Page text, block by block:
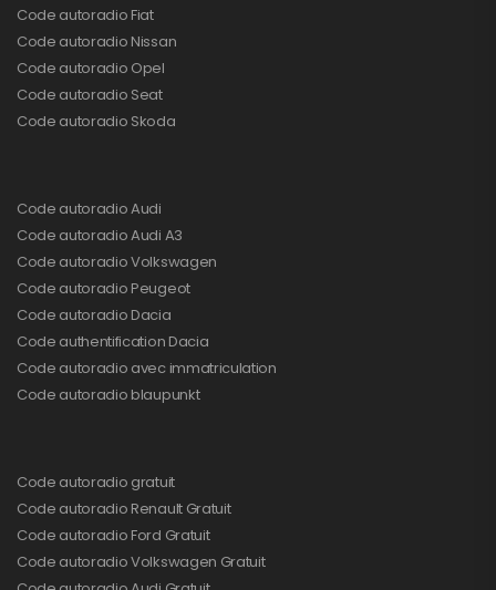
Code autoradio Fiat
Code autoradio Nissan
Code autoradio Opel
Code autoradio Seat
Code autoradio Skoda
Code autoradio Audi
Code autoradio Audi A3
Code autoradio Volkswagen
Code autoradio Peugeot
Code autoradio Dacia
Code authentification Dacia
Code autoradio avec immatriculation
Code autoradio blaupunkt
Code autoradio gratuit
Code autoradio Renault Gratuit
Code autoradio Ford Gratuit
Code autoradio Volkswagen Gratuit